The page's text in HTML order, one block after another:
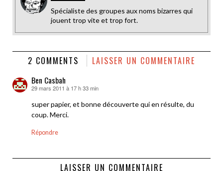
Spécialiste des groupes aux noms bizarres qui
jouent trop vite et trop fort.
2 COMMENTS LAISSER UN COMMENTAIRE
Ben Casbah
dit :
29 mars 2011 à 17 h 33 min
super papier, et bonne découverte qui en résulte, du
coup. Merci.
Répondre
LAISSER UN COMMENTAIRE